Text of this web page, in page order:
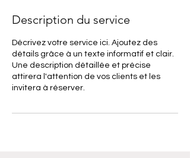
Description du service
Décrivez votre service ici. Ajoutez des
détails grâce à un texte informatif et clair.
Une description détaillée et précise
attirera l'attention de vos clients et les
invitera à réserver.